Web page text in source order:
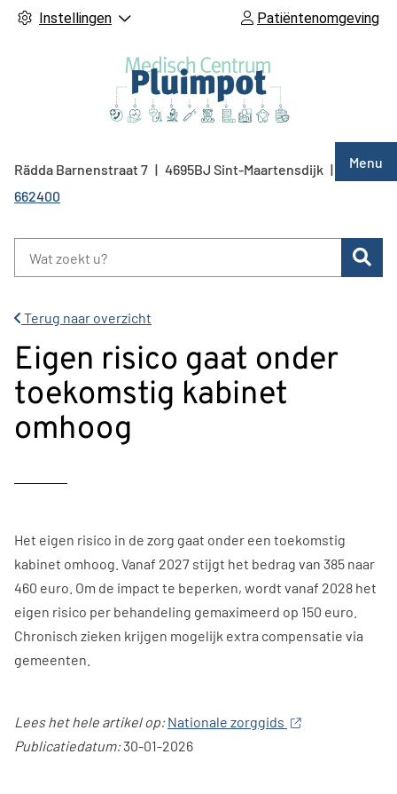
Instellingen Patiëntenomgeving
Menu
Rädda Barnenstraat7 4695BJ Sint-Maartensdijk
0166
662400
Terug naar overzicht
Eigen risico gaat onder
toekomstig kabinet
omhoog
Het eigen risico in de zorg gaat onder een toekomstig
kabinet omhoog. Vanaf 2027 stijgt het bedrag van 385 naar
460 euro. Om de impact te beperken, wordt vanaf 2028 het
eigen risico per behandeling gemaximeerd op 150 euro.
Chronisch zieken krijgen mogelijk extra compensatie via
gemeenten.
Lees het hele artikel op: Nationale zorggids
Publicatiedatum:30-01-2026